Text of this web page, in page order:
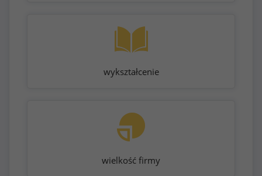
wykształcenie
wielkość firmy